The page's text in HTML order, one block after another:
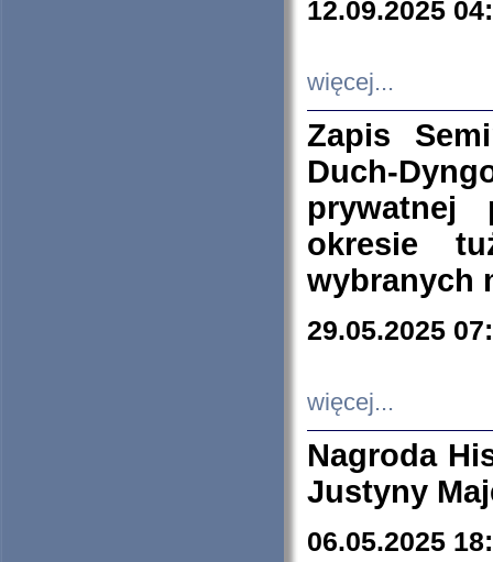
12.09.2025
więcej...
Zapis
Duch-
prywatnej
okresie
wybranych
29.05.2025
więcej...
Nagroda
Justyny
06.05.2025